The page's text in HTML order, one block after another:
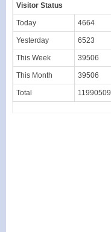
Visitor Status
Today 4664
Yesterday 6523
This Week 39506
This Month 39506
Total 11990509